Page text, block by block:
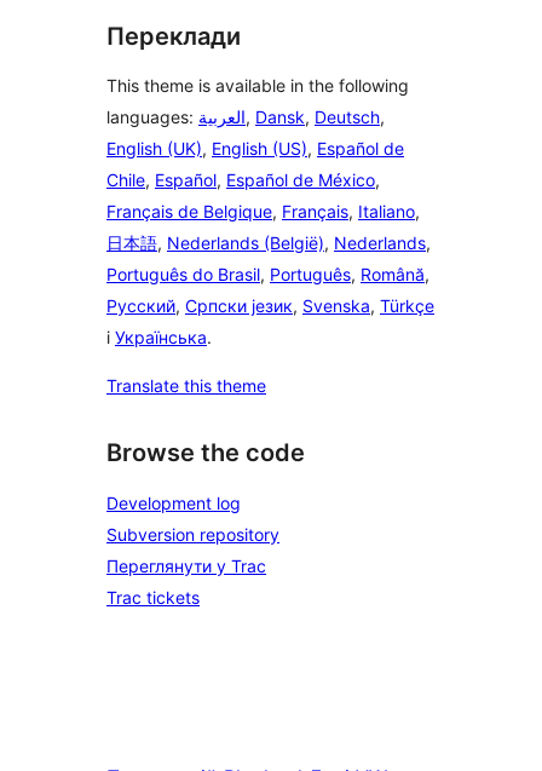
Переклади
This theme is available in the following
languages: العربية, Dansk, Deutsch,
English (UK), English (US), Español de
Chile, Español, Español de México,
Français de Belgique, Français, Italiano,
日本語, Nederlands (België), Nederlands,
Português do Brasil, Português, Română,
Русский, Српски језик, Svenska, Türkçe
і Українська.
Translate this theme
Browse the code
Development log
Subversion repository
Переглянути у Trac
Trac tickets